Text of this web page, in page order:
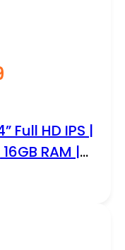
Full HD IPS |
RAM |